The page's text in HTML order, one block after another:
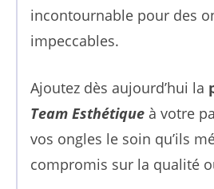
incontournable pour des
impeccables.
Ajoutez dès aujourd’hui la
Team Esthétique à votre
vos ongles le soin qu’ils
compromis sur la qualité